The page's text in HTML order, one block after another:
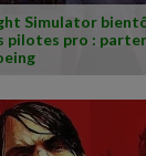
Simulator
pilotes pro :